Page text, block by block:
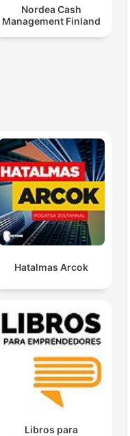
Nordea Cash
Management Finland
Hatalmas Arcok
Libros para